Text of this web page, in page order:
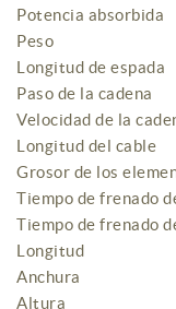
Potencia absorbida
Peso
Longitud de espada
Paso de la cadena
Velocidad de la
Longitud del cable
Grosor de los
Tiempo de frenado
Tiempo de frenado
Longitud
Anchura
Altura